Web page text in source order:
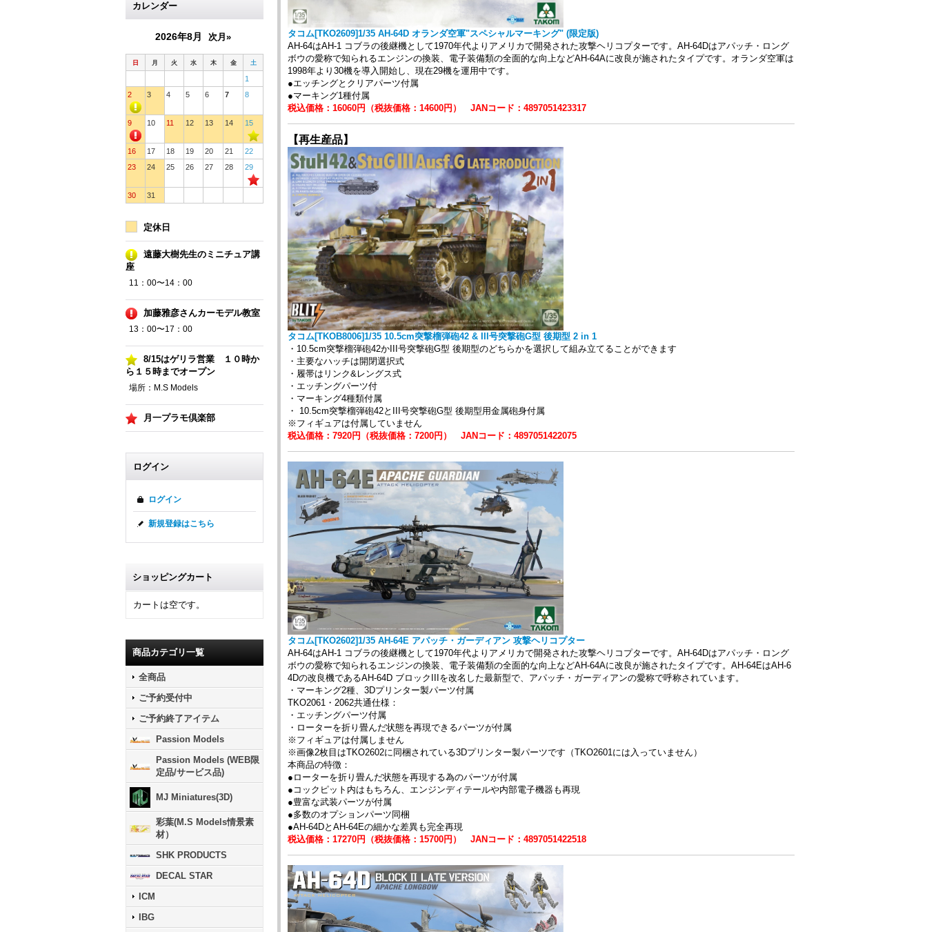
カレンダー
2026年8月 次月»
日 月 火 水 木 金 土
1
2
3 4 5 6 7 8
9 10 11 12 13 14 15
16 17 18 19 20 21
22
23
24 25 26 27 28 29
30 31
定休日
遠藤大樹先生のミニチュア講
座
11：00〜14：00
加藤雅彦さんカーモデル教室
13：00〜17：00
8/15はゲリラ営業 １０時か
ら１５時までオープン
場所：M.S Models
月一プラモ倶楽部
ログイン
ログイン
新規登録はこちら
ショッピングカート
カートは空です。
商品カテゴリ一覧
全商品
ご予約受付中
ご予約終了アイテム
Passion Models
Passion Models (WEB限
定品/サービス品)
MJ Miniatures(3D)
彩葉(M.S Models情景素
材）
SHK PRODUCTS
DECAL STAR
ICM
IBG
タコム[TKO2609]1/35 AH-64D オランダ空軍"スペシャルマーキング" (限定版)
AH-64はAH-1 コブラの後継機として1970年代よりアメリカで開発された攻撃ヘリコプターです。AH-64Dはアパッチ・ロング
ボウの愛称で知られるエンジンの換装、電子装備類の全面的な向上などAH-64Aに改良が施されたタイプです。オランダ空軍は
1998年より30機を導入開始し、現在29機を運用中です。
●エッチングとクリアパーツ付属
●マーキング1種付属
税込価格：16060円（税抜価格：14600円） JANコード：4897051423317
【再生産品】
タコム[TKOB8006]1/35 10.5cm突撃榴弾砲42 & III号突撃砲G型 後期型 2 in 1
・10.5cm突撃榴弾砲42かIII号突撃砲G型 後期型のどちらかを選択して組み立てることができます
・主要なハッチは開閉選択式
・履帯はリンク&レングス式
・エッチングパーツ付
・マーキング4種類付属
・ 10.5cm突撃榴弾砲42とIII号突撃砲G型 後期型用金属砲身付属
※フィギュアは付属していません
税込価格：7920円（税抜価格：7200円） JANコード：4897051422075
タコム[TKO2602]1/35 AH-64E アパッチ・ガーディアン 攻撃ヘリコプター
AH-64はAH-1 コブラの後継機として1970年代よりアメリカで開発された攻撃ヘリコプターです。AH-64Dはアパッチ・ロング
ボウの愛称で知られるエンジンの換装、電子装備類の全面的な向上などAH-64Aに改良が施されたタイプです。AH-64EはAH-6
4Dの改良機であるAH-64D ブロックIIIを改名した最新型で、アパッチ・ガーディアンの愛称で呼称されています。
・マーキング2種、3Dプリンター製パーツ付属
TKO2061・2062共通仕様：
・エッチングパーツ付属
・ローターを折り畳んだ状態を再現できるパーツが付属
※フィギュアは付属しません
※画像2枚目はTKO2602に同梱されている3Dプリンター製パーツです（TKO2601には入っていません）
本商品の特徴：
●ローターを折り畳んだ状態を再現する為のパーツが付属
●コックピット内はもちろん、エンジンディテールや内部電子機器も再現
●豊富な武装パーツが付属
●多数のオプションパーツ同梱
●AH-64DとAH-64Eの細かな差異も完全再現
税込価格：17270円（税抜価格：15700円） JANコード：4897051422518